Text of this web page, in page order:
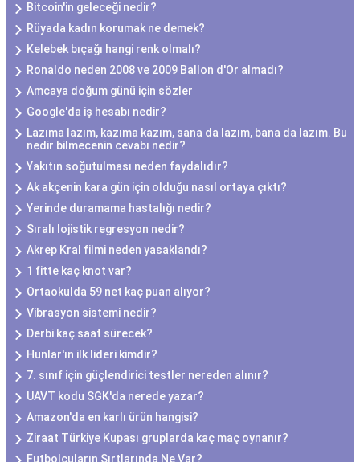
Bitcoin'in geleceği nedir?
Rüyada kadın korumak ne demek?
Kelebek bıçağı hangi renk olmalı?
Ronaldo neden 2008 ve 2009 Ballon d'Or almadı?
Amcaya doğum günü için sözler
Google'da iş hesabı nedir?
Lazıma lazım, kazıma kazım, sana da lazım, bana da lazım. Bu
nedir bilmecenin cevabı nedir?
Yakıtın soğutulması neden faydalıdır?
Ak akçenin kara gün için olduğu nasıl ortaya çıktı?
Yerinde duramama hastalığı nedir?
Sıralı lojistik regresyon nedir?
Akrep Kral filmi neden yasaklandı?
1 fitte kaç knot var?
Ortaokulda 59 net kaç puan alıyor?
Vibrasyon sistemi nedir?
Derbi kaç saat sürecek?
Hunlar'ın ilk lideri kimdir?
7. sınıf için güçlendirici testler nereden alınır?
UAVT kodu SGK'da nerede yazar?
Amazon'da en karlı ürün hangisi?
Ziraat Türkiye Kupası gruplarda kaç maç oynanır?
Futbolcuların Sırtlarında Ne Var?